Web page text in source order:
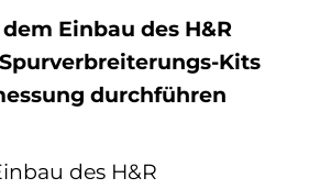
Einbau des H&R
Kits
durchführen
des H&R